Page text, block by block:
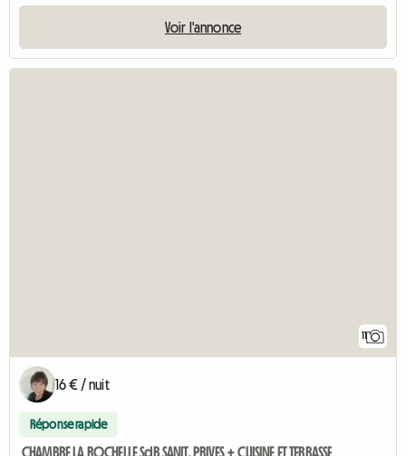
Voir l'annonce
11
16 € / nuit
Réponse rapide
CHAMBRE LA ROCHELLE SdB SANIT. PRIVES + CUISINE ET TERRASSE